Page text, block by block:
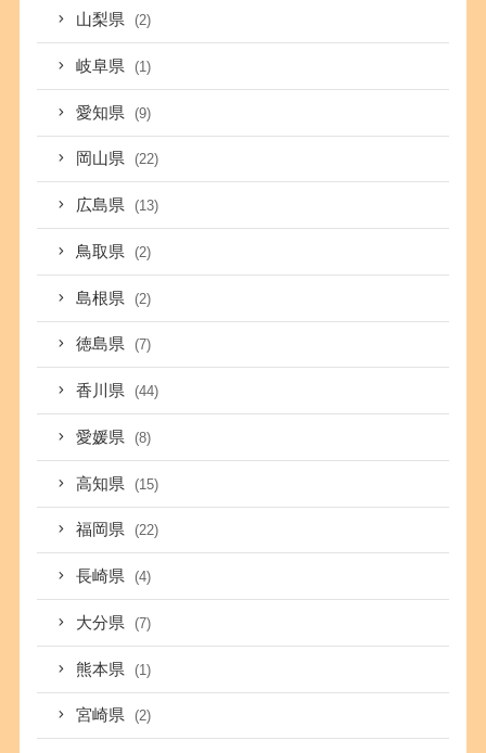
山梨県 (2)
岐阜県 (1)
愛知県 (9)
岡山県 (22)
広島県 (13)
鳥取県 (2)
島根県 (2)
徳島県 (7)
香川県 (44)
愛媛県 (8)
高知県 (15)
福岡県 (22)
長崎県 (4)
大分県 (7)
熊本県 (1)
宮崎県 (2)